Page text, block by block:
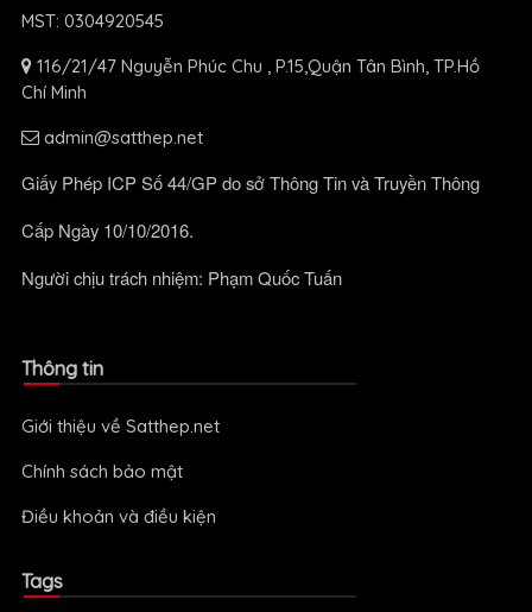
MST: 0304920545
116/21/47 Nguyễn Phúc Chu , P.15,Quận Tân Bình, TP.Hồ
Chí Minh
admin@satthep.net
Giấy Phép ICP Số 44/GP do sở Thông Tin và Truyền Thông
Cấp Ngày 10/10/2016.
Người chịu trách nhiệm: Phạm Quốc Tuấn
Thông tin
Giới thiệu về Satthep.net
Chính sách bảo mật
Điều khoản và điều kiện
Tags